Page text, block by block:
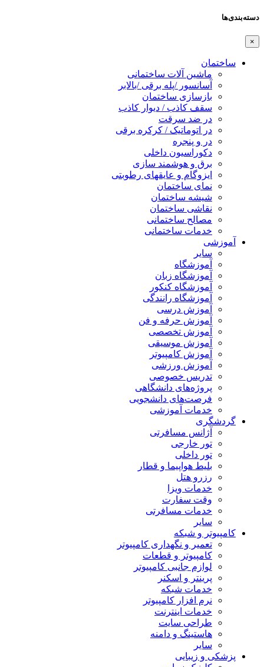
دسته‌بندی‌ها
×
ساختمان
ماشین آلات ساختمانی
آسانسور /پله برقی /بالابر
بازسازی ساختمان
سقف کاذب / دیوار کاذب
در ضد سرقت
در اتوماتیک / کرکره برقی
در و پنجره
دکوراسیون داخلی
برق و هوشمند سازی
ایزوگام و عایقهای رطوبتی
نمای ساختمان
شیشه ساختمان
نقاشی ساختمان
مصالح ساختمانی
خدمات ساختمانی
آموزشی
سایر
آموزشگاه
آموزشگاه زبان
آموزشگاه کنکور
آموزشگاه رانندگی
آموزش درسی
آموزش حرفه و فن
آموزش تخصصی
آموزش موسیقی
آموزش کامپیوتر
آموزش ورزشی
تدریس خصوصی
پروژه‌های دانشگاهی
فرصت‌های دانشجویی
خدمات آموزشی
گردشگری
آژانس مسافرتی
تور خارجی
تور داخلی
بلیط هواپیما و قطار
رزرو هتل
خدمات ویزا
وقت سفارت
خدمات مسافرتی
سایر
کامپیوتر و شبکه
تعمیر و نگهداری کامپیوتر
کامپیوتر و قطعات
لوازم جانبی کامپیوتر
پرینتر و اسکنر
خدمات شبکه
نرم افزار کامپیوتر
خدمات اینترنت
طراحی سایت
هاستینگ و دامنه
سایر
پزشکی و زیبایی